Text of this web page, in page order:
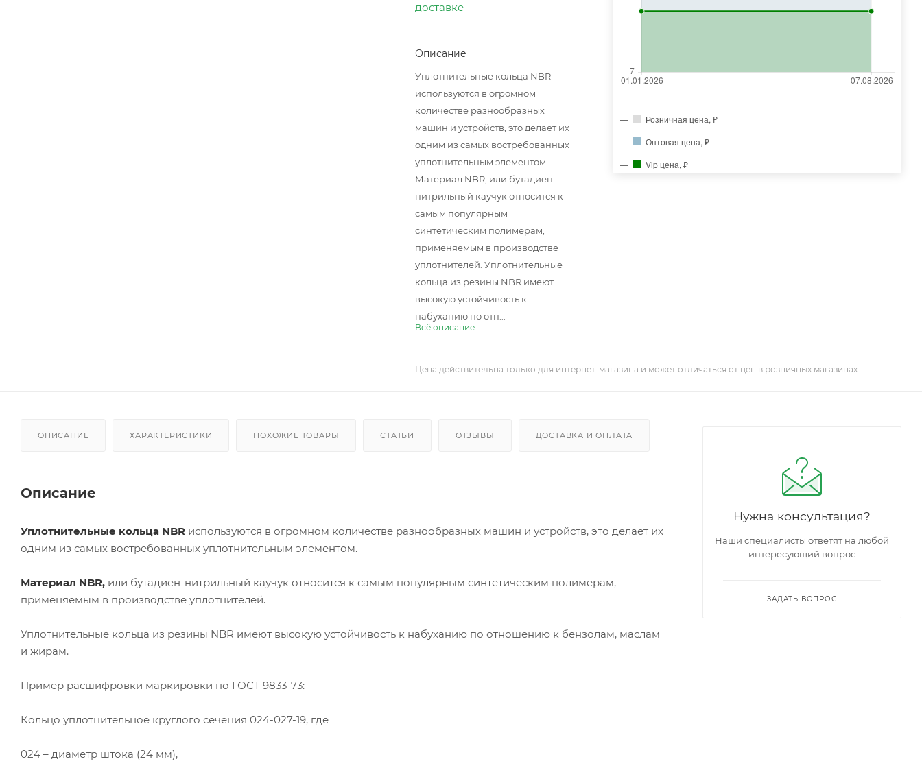
доставке
Описание
Уплотнительные кольца NBR
используются в огромном
количестве разнообразных
машин и устройств, это делает их
одним из самых востребованных
уплотнительным элементом.
Материал NBR, или бутадиен-
нитрильный каучук относится к
самым популярным
синтетическим полимерам,
применяемым в производстве
уплотнителей. Уплотнительные
кольца из резины NBR имеют
высокую устойчивость к
набуханию по отн...
Всё описание
Розничная цена, ₽
Оптовая цена, ₽
Vip цена, ₽
Цена действительна только для интернет-магазина и может отличаться от цен в розничных магазинах
ОПИСАНИЕ ХАРАКТЕРИСТИКИ ПОХОЖИЕ ТОВАРЫ СТАТЬИ ОТЗЫВЫ ДОСТАВКА И ОПЛАТА
Описание
Уплотнительные кольца NBR используются в огромном количестве разнообразных машин и устройств, это делает их
одним из самых востребованных уплотнительным элементом.
Материал NBR, или бутадиен-нитрильный каучук относится к самым популярным синтетическим полимерам,
применяемым в производстве уплотнителей.
Уплотнительные кольца из резины NBR имеют высокую устойчивость к набуханию по отношению к бензолам, маслам
и жирам.
Пример расшифровки маркировки по ГОСТ 9833-73:
Кольцо уплотнительное круглого сечения 024-027-19, где
024 – диаметр штока (24 мм),
Нужна консультация?
Наши специалисты ответят на любой
интересующий вопрос
ЗАДАТЬ ВОПРОС